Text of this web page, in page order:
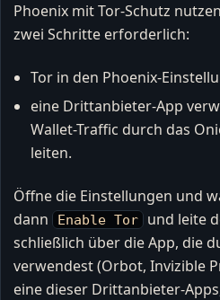
Phoenix mit Tor-Schutz
zwei Schritte erforderlich:
Tor in den Phoenix-
eine Drittanbieter-App
Wallet-Traffic durch das
leiten.
Öffne die Einstellungen und
dann
Enable Tor
und leite
schließlich über die App, die
verwendest (Orbot, Invizible
eine dieser Drittanbieter-